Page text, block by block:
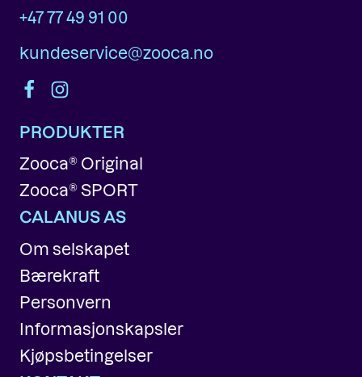
+47 77 49 91 00
kundeservice@zooca.no
PRODUKTER
Zooca® Original
Zooca® SPORT
CALANUS AS
Om selskapet
Bærekraft
Personvern
Informasjonskapsler
Kjøpsbetingelser